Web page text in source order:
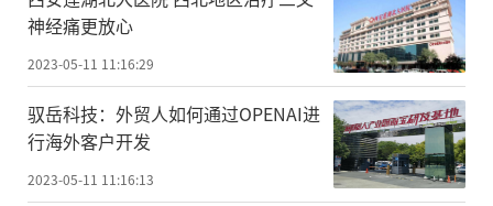
神经痛更放心
2023-05-11 11:16:29
驭岳科技：外贸人如何通过OPENAI进
行海外客户开发
2023-05-11 11:16:13